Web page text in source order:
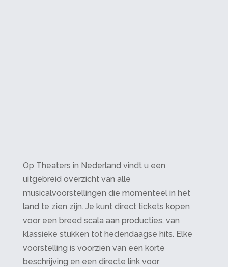
Op Theaters in Nederland vindt u een
uitgebreid overzicht van alle
musicalvoorstellingen die momenteel in het
land te zien zijn. Je kunt direct tickets kopen
voor een breed scala aan producties, van
klassieke stukken tot hedendaagse hits. Elke
voorstelling is voorzien van een korte
beschrijving en een directe link voor